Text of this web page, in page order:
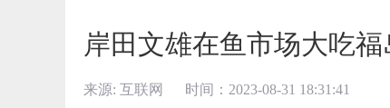
岸田文雄在鱼市场大吃
来源: 互联网 时间：2023-08-31 18:31:41